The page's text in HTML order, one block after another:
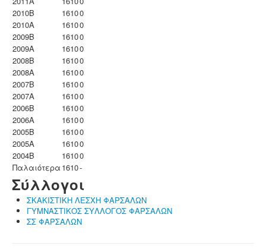
2010B
16100
2010A
16100
2009B
16100
2009A
16100
2008B
16100
2008A
16100
2007B
16100
2007A
16100
2006B
16100
2006A
16100
2005B
16100
2005A
16100
2004B
16100
Παλαιότερα 1610-
Σύλλογοι
ΣΚΑΚΙΣΤΙΚΗ ΛΕΣΧΗ ΦΑΡΣΑΛΩΝ
ΓΥΜΝΑΣΤΙΚΟΣ ΣΥΛΛΟΓΟΣ ΦΑΡΣΑΛΩΝ
ΣΣ ΦΑΡΣΑΛΩΝ